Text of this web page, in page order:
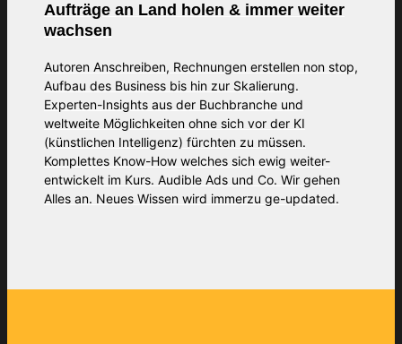
Aufträge an Land holen & immer weiter
wachsen
Autoren Anschreiben, Rechnungen erstellen non stop,
Aufbau des Business bis hin zur Skalierung.
Experten-Insights aus der Buchbranche und
weltweite Möglichkeiten ohne sich vor der KI
(künstlichen Intelligenz) fürchten zu müssen.
Komplettes Know-How welches sich ewig weiter-
entwickelt im Kurs. Audible Ads und Co. Wir gehen
Alles an. Neues Wissen wird immerzu ge-updated.